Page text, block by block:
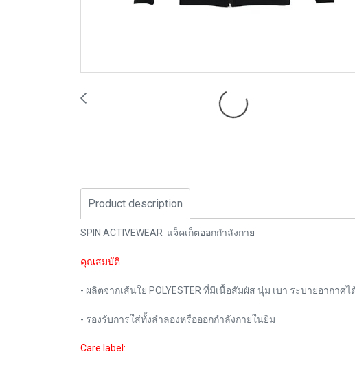
Product description
SPIN ACTIVEWEAR แจ็คเก็ตออกกำลังกาย
คุณสมบัติ
- ผลิตจากเส้นใย POLYESTER ที่มีเนื้อสัมผัส นุ่ม เบา ระบายอากา
- รองรับการใส่ทั้งลำลองหรือออกกำลังกายในยิม
Care label: